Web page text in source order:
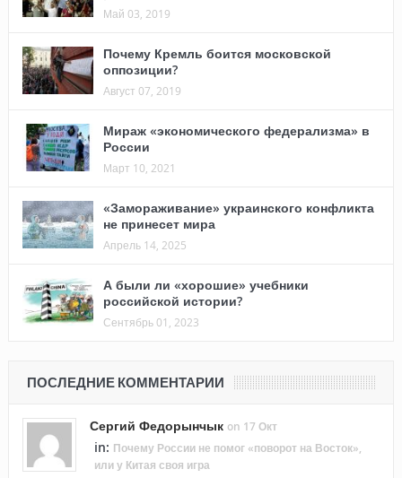
Май 03, 2019
Почему Кремль боится московской
оппозиции?
Август 07, 2019
Мираж «экономического федерализма» в
России
Март 10, 2021
«Замораживание» украинского конфликта
не принесет мира
Апрель 14, 2025
А были ли «хорошие» учебники
российской истории?
Сентябрь 01, 2023
ПОСЛЕДНИЕ КОММЕНТАРИИ
Сергий Федорынчык on 17 Окт
in: Почему России не помог «поворот на Восток»,
или у Китая своя игра